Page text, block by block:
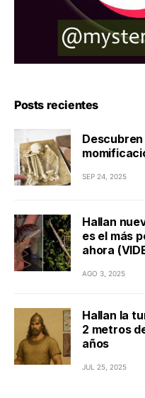
Posts recientes
SEP 24, 2025
Hallan
es el más
ahora
AGO 3, 2025
Hallan la
2 metros
años
JUL 25, 2025